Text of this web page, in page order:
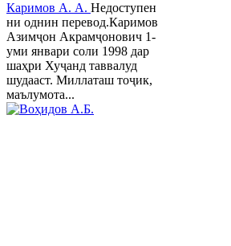
Каримов А. А. Недоступен
ни однин перевод.Каримов
Азимҷон Акрамҷонович 1-
уми январи соли 1998 дар
шаҳри Хуҷанд таввалуд
шудааст. Миллаташ тоҷик,
маълумота...